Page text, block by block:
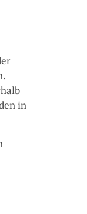
in